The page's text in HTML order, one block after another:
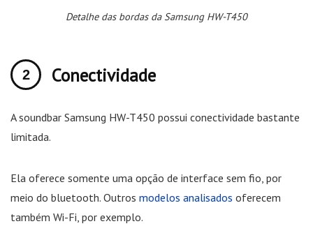
Detalhe das bordas da Samsung HW-T450
Conectividade
A soundbar Samsung HW-T450 possui conectividade bastante
limitada.
Ela oferece somente uma opção de interface sem fio, por
meio do bluetooth. Outros modelos analisados oferecem
também Wi-Fi, por exemplo.